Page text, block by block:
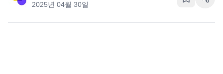
2025년 04월 30일